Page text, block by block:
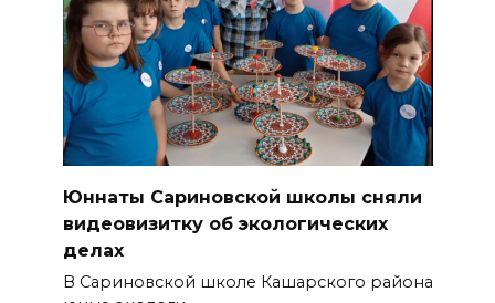
Юннаты Сариновской школы сняли
видеовизитку об экологических
делах
В Сариновской школе Кашарского района